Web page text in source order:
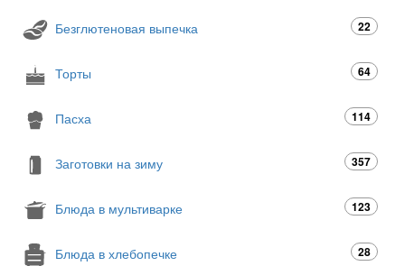
Безглютеновая выпечка 22
Торты 64
Пасха 114
Заготовки на зиму 357
Блюда в мультиварке 123
Блюда в хлебопечке 28